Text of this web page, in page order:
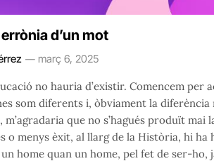
d’un mot
març 6, 2025
no hauria d’existir. Comencem per
som diferents i, òbviament la
que no s’hagués produït mai
o menys èxit, al llarg de la Història, hi
un home quan un home, pel fet de ser-